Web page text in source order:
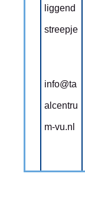
liggend
streepje
info@ta
alcentru
m-vu.nl